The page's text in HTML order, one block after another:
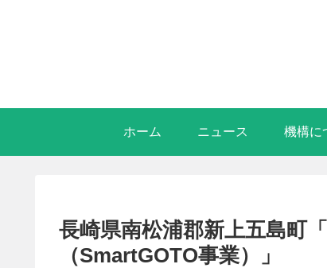
ホーム ニュース 機構に
長崎県南松浦郡新上五島町
（SmartGOTO事業）」